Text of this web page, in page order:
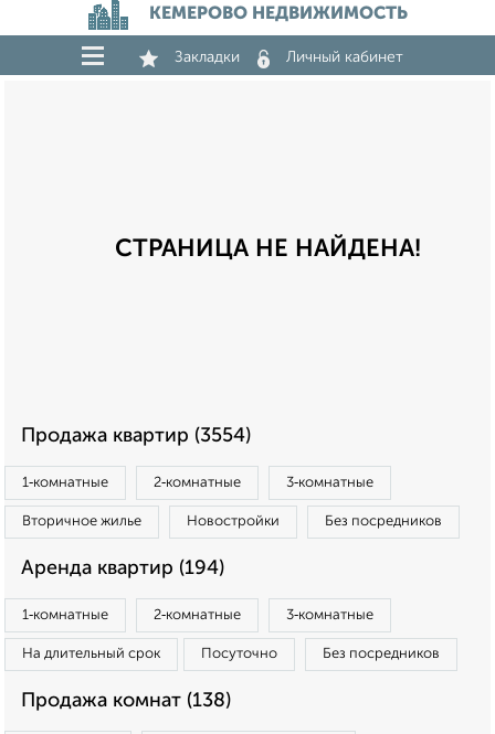
КЕМЕРОВО НЕДВИЖИМОСТЬ
Закладки Личный кабинет
СТРАНИЦА НЕ НАЙДЕНА!
Продажа квартир (3554)
1‑комнатные 2‑комнатные 3‑комнатные
Вторичное жилье Новостройки Без посредников
Аренда квартир (194)
1‑комнатные 2‑комнатные 3‑комнатные
На длительный срок Посуточно Без посредников
Продажа комнат (138)